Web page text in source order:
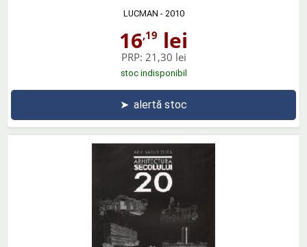
LUCMAN - 2010
16,19 lei
PRP: 21,30 lei
stoc indisponibil
➤ alertă stoc